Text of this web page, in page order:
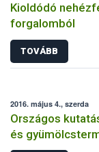
Kioldódó
forgalomból
TOVÁBB
2016. május 4., szerda
Országos
és